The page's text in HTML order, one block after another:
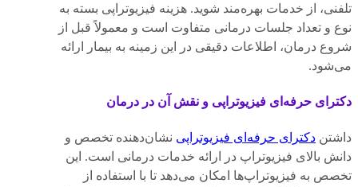
تلفنی، از خدمات بهره‌مند شوید. هزینه فیزیوتراپی بسته به
نوع و تعداد جلسات درمانی متفاوت است و معمولاً قبل از
شروع درمان، اطلاعات دقیقی در این زمینه به بیمار ارائه
می‌شود.
دکترای حرفه‌ای فیزیوتراپی و نقش آن در درمان
داشتن دکترای حرفه‌ای فیزیوتراپی نشان‌دهنده تخصص و
دانش بالای فیزیوتراپ در ارائه خدمات درمانی است. این
تخصص به فیزیوتراپ‌ها امکان می‌دهد تا با استفاده از